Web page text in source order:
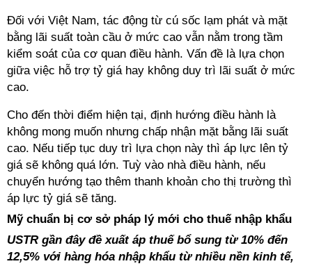
Đối với Việt Nam, tác động từ cú sốc lạm phát và mặt
bằng lãi suất toàn cầu ở mức cao vẫn nằm trong tầm
kiểm soát của cơ quan điều hành. Vấn đề là lựa chọn
giữa việc hỗ trợ tỷ giá hay không duy trì lãi suất ở mức
cao.
Cho đến thời điểm hiện tại, định hướng điều hành là
không mong muốn nhưng chấp nhận mặt bằng lãi suất
cao. Nếu tiếp tục duy trì lựa chọn này thì áp lực lên tỷ
giá sẽ không quá lớn. Tuỳ vào nhà điều hành, nếu
chuyển hướng tạo thêm thanh khoản cho thị trường thì
áp lực tỷ giá sẽ tăng.
Mỹ chuẩn bị cơ sở pháp lý mới cho thuế nhập khẩu
USTR gần đây đề xuất áp thuế bổ sung từ 10% đến
12,5% với hàng hóa nhập khẩu từ nhiều nền kinh tế,